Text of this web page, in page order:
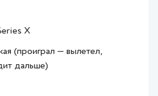
X
(проиграл — вылетел,
дальше)